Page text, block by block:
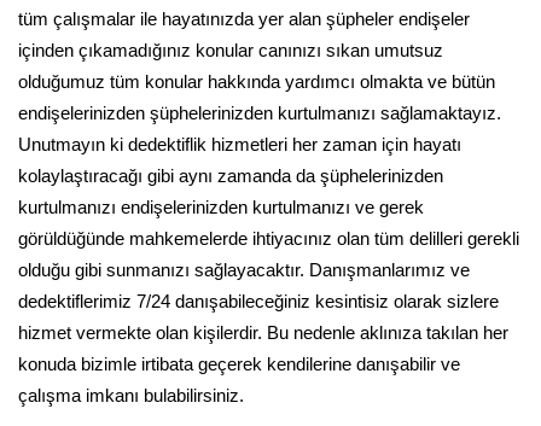
tüm çalışmalar ile hayatınızda yer alan şüpheler endişeler
içinden çıkamadığınız konular canınızı sıkan umutsuz
olduğumuz tüm konular hakkında yardımcı olmakta ve bütün
endişelerinizden şüphelerinizden kurtulmanızı sağlamaktayız.
Unutmayın ki dedektiflik hizmetleri her zaman için hayatı
kolaylaştıracağı gibi aynı zamanda da şüphelerinizden
kurtulmanızı endişelerinizden kurtulmanızı ve gerek
görüldüğünde mahkemelerde ihtiyacınız olan tüm delilleri gerekli
olduğu gibi sunmanızı sağlayacaktır. Danışmanlarımız ve
dedektiflerimiz 7/24 danışabileceğiniz kesintisiz olarak sizlere
hizmet vermekte olan kişilerdir. Bu nedenle aklınıza takılan her
konuda bizimle irtibata geçerek kendilerine danışabilir ve
çalışma imkanı bulabilirsiniz.